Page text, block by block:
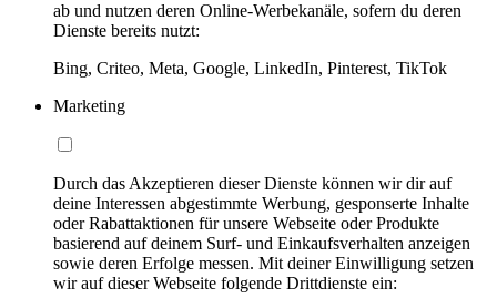
ab und nutzen deren Online-Werbekanäle, sofern du deren
Dienste bereits nutzt:
Bing, Criteo, Meta, Google, LinkedIn, Pinterest, TikTok
Marketing
Durch das Akzeptieren dieser Dienste können wir dir auf
deine Interessen abgestimmte Werbung, gesponserte Inhalte
oder Rabattaktionen für unsere Webseite oder Produkte
basierend auf deinem Surf- und Einkaufsverhalten anzeigen
sowie deren Erfolge messen. Mit deiner Einwilligung setzen
wir auf dieser Webseite folgende Drittdienste ein: